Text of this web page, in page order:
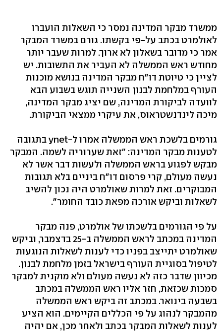
ממשרד מבקר המדינה נמסר כי השאלות הועברו
לאולמרט בכתב על-פי בקשתו. גורם במשרד המבקר
אמר כי מדובר בשאלון לא ארוך. למרות שעבר יותר
מחודש ראש הממשלה לא העביר את התשובות. יש
לציין כי טיוטת דו"ח מבקר המדינה בנושא מוכנות
העורף במלחמת לבנון השנייה תוגש בשבוע הבא
לוועדה לביקורת המדינה, שם יציג מבקר המדינה,
מיכה לינדנשטראוס, את עיקרי ממצאי הביקורת.
גורמים בלשכת ראש הממשלה אמרו ל-ynet בתגובה
לטענות מבקר המדינה: "זאת שערוריה לשמה. המבקר
מבקש לפגוע בראש הממשלה ולעשות דבר אשר לא
נעשה מעולם, קרי פרסום דו"ח ביניים בלא תגובות
המבוקרים. זאת למרות שאולמרט היה נכון להשיב
לשאלות וביקש אורכה מפאת כובד החומר".
על פי הגורמים בלשכתו של אולמרט, פנה מבקר
המדינה במכתב לראש הממשלה ב-25 בדצמבר, וביקש
שאולמרט יתייצב בפניו כדי לענות לשאלות הנוגעות
לטיפול בסוגיית העורף בישראל בזמן מלחמת לבנון.
מכיוון שדבר כזה לא נעשה מעולם ולא מוקנית למבקר
סמכות שכזאת, חזר אליו ראש הממשלה במכתב
בשבעה בינואר. במכתב זה ביקש ראש הממשלה
מהמבקר לנהוג על פי הכללים הקיימים. הוא הציע
לענות לשאלות המבקר בכתב ולאחר מכן, אם יהיה